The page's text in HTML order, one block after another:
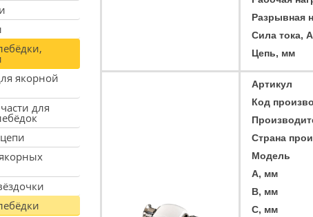
якорной
для
Разрывная
Сила тока, А
Цепь, мм
Артикул
Код
Страна
Модель
A, мм
B, мм
C, мм